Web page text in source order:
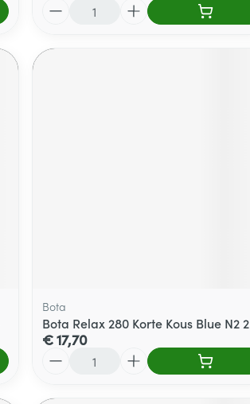
Bota
Bota Relax 280 Korte Kous Blue N2 2
€ 17,70